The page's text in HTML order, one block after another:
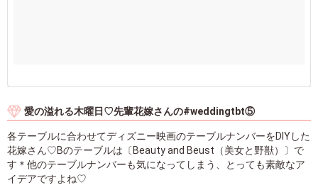
愛の溢れる木曜日♡先輩花嫁さんの#weddingtbt⑤
各テーブルに合わせてディズニー映画のテーブルナンバーをDIYした
花嫁さん♡Bのテーブルは〔Beauty and Beust（美女と野獣）〕で
す＊他のテーブルナンバーも気になってしまう、とっても素敵なア
イデアですよね♡